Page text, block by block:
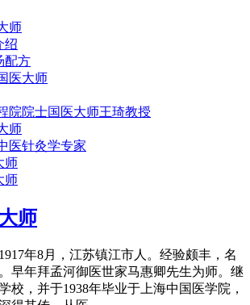
师
绍
配方
医大师
院院士国医大师王琦教授
师
医针灸学专家
师
师
师
年8月，江苏镇江市人。经验颇丰，名
早年拜孟河御医世家马惠卿先生为师。继
校，并于1938年毕业于上海中国医学院，